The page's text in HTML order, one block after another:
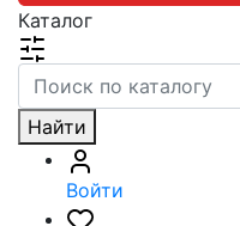
Каталог
Найти
Войти